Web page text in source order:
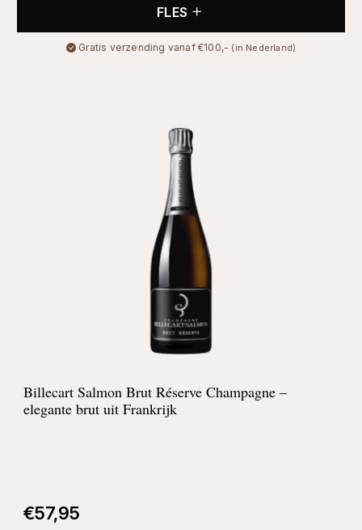
FLES
Gratis verzending vanaf €100,- (in Nederland)
Billecart Salmon Brut Réserve Champagne –
elegante brut uit Frankrijk
€57,95